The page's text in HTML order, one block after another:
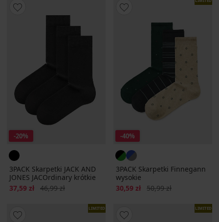
-20%
3PACK Skarpetki JACK AND
JONES JACOrdinary krótkie
Zniżka
37,59 zł Pierwotna cena
46,99 zł
-40%
3PACK Skarpetki Finnegann
wysokie
Zniżka
30,59 zł Pierwotna cena
50,99 zł
LIMITED LIMITED